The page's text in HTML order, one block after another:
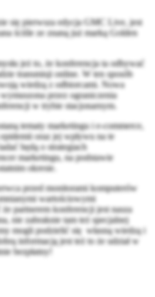
się pierwsza edycja GMC Live, jest
ściśle ze znaną już marką Golden
jeż to, że konferencja ta odbywać
transmisji online. W ten sposób
wiedzą z odbiorcami. Nowa
przez ograniczenia
w trybie stacjonarnym.
tematy marketingu i e-commerce,
oraz jej wpływu na te
będą o strategiach
marketingu, na podstawie
okresie.
przed monitorami komputerów
wartościowymi
partnerem konferencji jest nasza
nie zabraknie tam też specjalnej
mogli podzielić się własną wiedzą i
informacją jest też to że udział w
bezpłatny!